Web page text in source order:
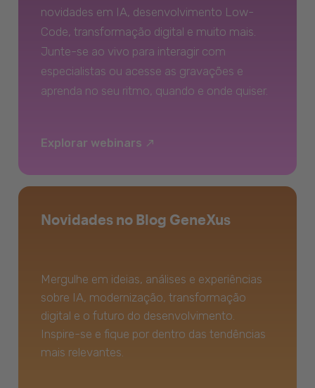
novidades em IA, desenvolvimento Low-
Code, transformação digital e muito mais.
Junte-se ao vivo para interagir com
especialistas ou acesse as gravações e
aprenda no seu ritmo, quando e onde quiser.
Explorar webinars
Novidades no Blog GeneXus
Mergulhe em ideias, análises e experiências
sobre IA, modernização, transformação
digital e o futuro do desenvolvimento.
Inspire-se e fique por dentro das tendências
mais relevantes.